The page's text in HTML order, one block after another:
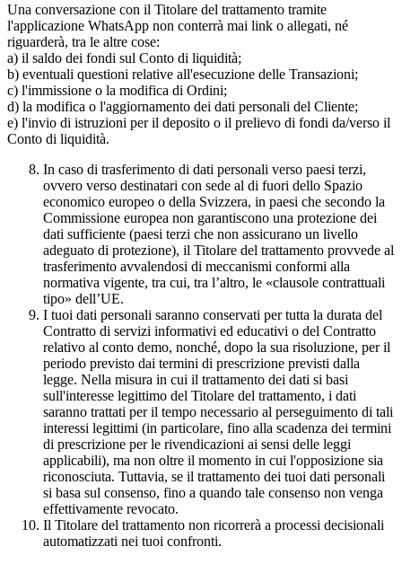
Una conversazione con il Titolare del trattamento tramite
l'applicazione WhatsApp non conterrà mai link o allegati, né
riguarderà, tra le altre cose:
a) il saldo dei fondi sul Conto di liquidità;
b) eventuali questioni relative all'esecuzione delle Transazioni;
c) l'immissione o la modifica di Ordini;
d) la modifica o l'aggiornamento dei dati personali del Cliente;
e) l'invio di istruzioni per il deposito o il prelievo di fondi da/verso il
Conto di liquidità.
In caso di trasferimento di dati personali verso paesi terzi,
ovvero verso destinatari con sede al di fuori dello Spazio
economico europeo o della Svizzera, in paesi che secondo la
Commissione europea non garantiscono una protezione dei
dati sufficiente (paesi terzi che non assicurano un livello
adeguato di protezione), il Titolare del trattamento provvede al
trasferimento avvalendosi di meccanismi conformi alla
normativa vigente, tra cui, tra l’altro, le «clausole contrattuali
tipo» dell’UE.
I tuoi dati personali saranno conservati per tutta la durata del
Contratto di servizi informativi ed educativi o del Contratto
relativo al conto demo, nonché, dopo la sua risoluzione, per il
periodo previsto dai termini di prescrizione previsti dalla
legge. Nella misura in cui il trattamento dei dati si basi
sull'interesse legittimo del Titolare del trattamento, i dati
saranno trattati per il tempo necessario al perseguimento di tali
interessi legittimi (in particolare, fino alla scadenza dei termini
di prescrizione per le rivendicazioni ai sensi delle leggi
applicabili), ma non oltre il momento in cui l'opposizione sia
riconosciuta. Tuttavia, se il trattamento dei tuoi dati personali
si basa sul consenso, fino a quando tale consenso non venga
effettivamente revocato.
Il Titolare del trattamento non ricorrerà a processi decisionali
automatizzati nei tuoi confronti.